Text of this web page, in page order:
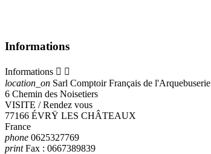
Informations
Informations  
location_on Sarl Comptoir Français de l'Arquebuserie
6 Chemin des Noisetiers
VISITE / Rendez vous
77166 ÉVRŸ LES CHÂTEAUX
France
phone 0625327769
printFax : 0667389839